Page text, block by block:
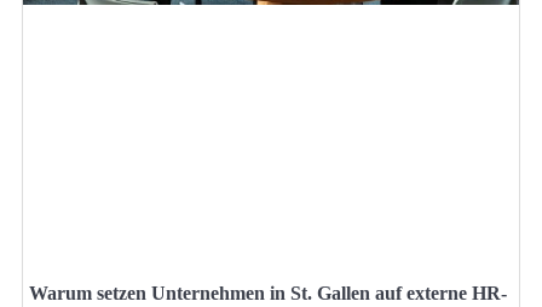
Warum setzen Unternehmen in St. Gallen auf externe HR-